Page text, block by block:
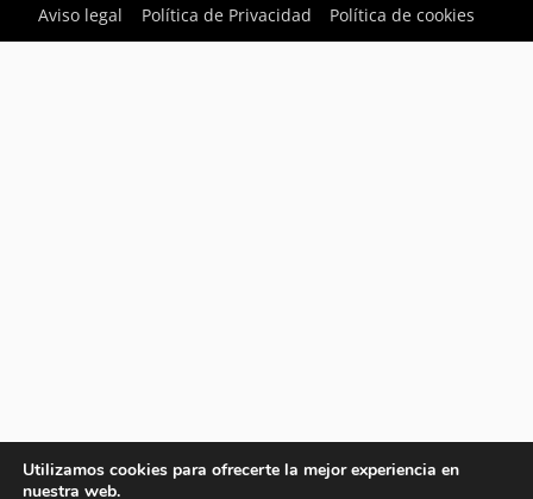
Aviso legal
Política de Privacidad Política de cookies
Utilizamos cookies para ofrecerte la mejor experiencia en
nuestra web.